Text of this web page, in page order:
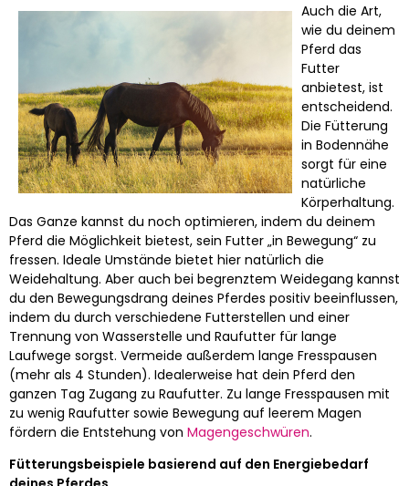
Auch die Art,
wie du deinem
Pferd das
Futter
anbietest, ist
entscheidend.
Die Fütterung
in Bodennähe
sorgt für eine
natürliche
Körperhaltung.
Das Ganze kannst du noch optimieren, indem du deinem
Pferd die Möglichkeit bietest, sein Futter „in Bewegung“ zu
fressen. Ideale Umstände bietet hier natürlich die
Weidehaltung. Aber auch bei begrenztem Weidegang kannst
du den Bewegungsdrang deines Pferdes positiv beeinflussen,
indem du durch verschiedene Futterstellen und einer
Trennung von Wasserstelle und Raufutter für lange
Laufwege sorgst. Vermeide außerdem lange Fresspausen
(mehr als 4 Stunden). Idealerweise hat dein Pferd den
ganzen Tag Zugang zu Raufutter. Zu lange Fresspausen mit
zu wenig Raufutter sowie Bewegung auf leerem Magen
fördern die Entstehung von Magengeschwüren.
Fütterungsbeispiele basierend auf den Energiebedarf